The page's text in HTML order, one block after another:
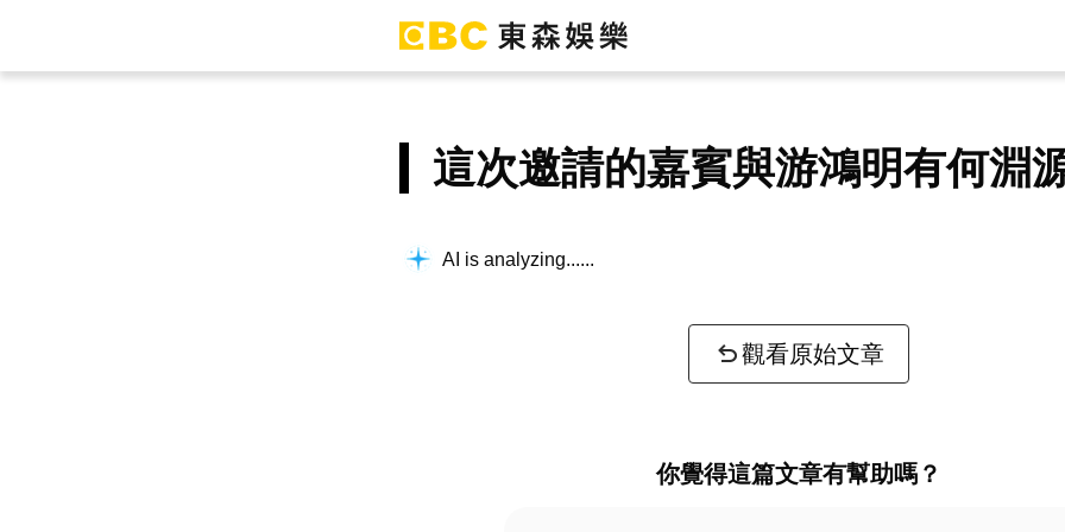
這次邀請的嘉賓與游鴻明有何淵
AI is analyzing...
觀看原始文章
你覺得這篇文章有幫助嗎？